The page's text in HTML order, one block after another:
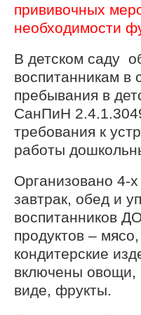
прививочных
необходимости
В детском саду
воспитанникам в
пребывания в
СанПиН
требования к
работы
Организовано 4-
завтрак, обед и
воспитанников
продуктов –
кондитерские
включены овощи,
виде, фрукты.